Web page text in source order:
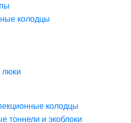
колодцы
люки
колодцы
тоннели и экоблоки